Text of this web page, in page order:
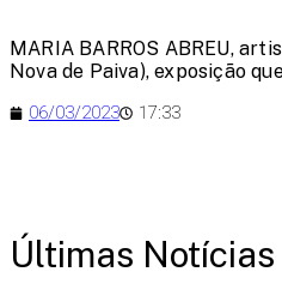
MARIA BARROS ABREU,
Nova de Paiva), exposição
06/03/2023 17:33
Últimas Notícias